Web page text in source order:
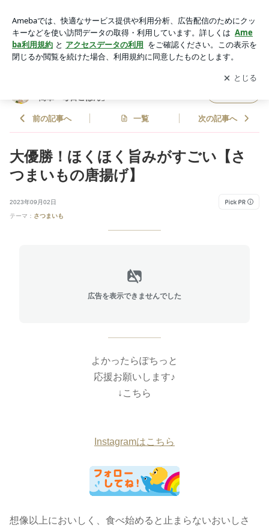
さんオフィシャルブログ「どめさん家の簡単・毎日ごはん」P
owered by Ameba
アプリをダウンロードして ブログの更新通知
を受け取りまし
ょう。
開く
簡単・毎日ごはん」
前の記事へ 一覧 次の記事へ
大優勝！ほくほく旨みがすごい【さ
つまいもの唐揚げ】
2023年09月02日
テーマ： さつまいも
広告を表示できませんでした
よかったらぽちっと
応援お願いします♪
↓こちら
Instagramはこちら
想像以上においしく、食べ始めると止まらないおいしさ